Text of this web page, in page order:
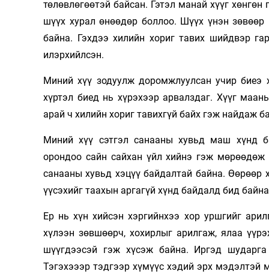
төлөвлөгөөтэй байсан. Гэтэл манай хүүг
шүүх хурал өнөөдөр боллоо. Шүүх үнэн
байна. Гэхдээ хилийн хориг тавих шийдвэр
илэрхийлсэн.
Миний хүү зодуулж доромжлуулсан учир биеэ
хүртэл биед нь хүрэхээр арвалздаг. Хүүг
арай ч хилийн хориг тавихгүй байх гэж найдаж
Миний хүү сэтгэл санааны хувьд маш хүнд
орондоо сайн сайхан үйл хийнэ гэж мөрөөдөж
санааны хувьд хэцүү байдалтай байна.
үүсэхийг таахын аргагүй хүнд байдалд бид
Ер нь хүн хийсэн хэргийнхээ хор уршгийг
хүлээн зөвшөөрч, хохирлыг арилгаж, ялаа
шүүгдээсэй гэж хүсэж байна. Иргэд
Тэгэхэээр тэдгээр хүмүүс хэдий эрх мэдэлтэй